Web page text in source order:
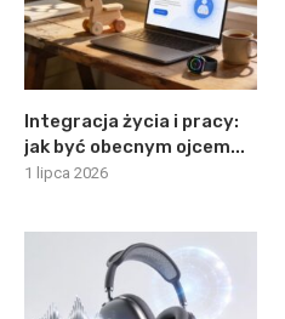
Integracja życia i pracy:
jak być obecnym ojcem...
1 lipca 2026